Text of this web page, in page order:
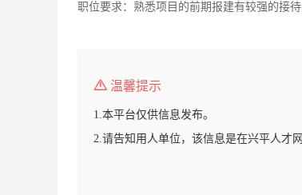
职位要求：熟悉项目的前期报建有较强的接
温馨提示
1.本平台仅供信息发布。
2.请告知用人单位，该信息是在兴平人才网